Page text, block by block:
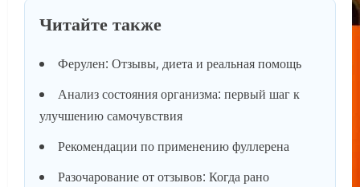
Читайте также
Ферулен: Отзывы, диета и реальная помощь
Анализ состояния организма: первый шаг к
улучшению самочувствия
Рекомендации по применению фуллерена
Разочарование от отзывов: Когда рано